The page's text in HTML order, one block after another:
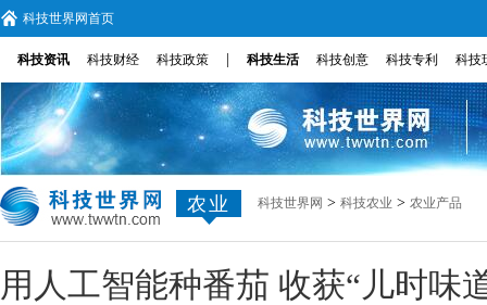
科技世界网首页
科技资讯 科技财经 科技政策 科技生活 科技创意 科技专利 科技
农业 科技世界网 > 科技农业 > 农业产品
用人工智能种番茄 收获“儿时味